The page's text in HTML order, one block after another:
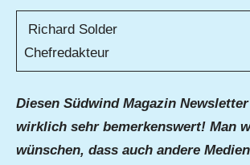
Richard Solder
Chefredakteur
Diesen Südwind Magazin
wirklich sehr bemerkenswert! Man
wünschen, dass auch andere